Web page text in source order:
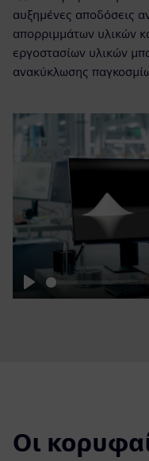
αυξημένες αποδόσεις
απορριμμάτων υλικών
εργοστασίων υλικών
ανακύκλωσης
Play
Οι